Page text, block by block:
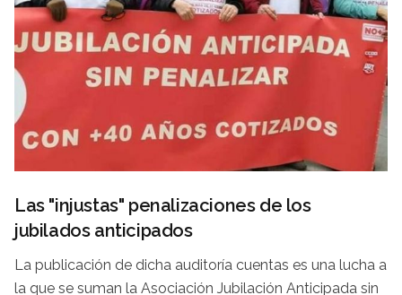
Las "injustas" penalizaciones de los
jubilados anticipados
La publicación de dicha auditoría cuentas es una lucha a
la que se suman la Asociación Jubilación Anticipada sin